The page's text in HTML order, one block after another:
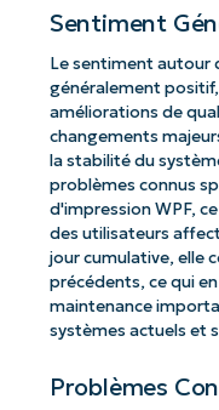
Sentiment
Le sentiment autour
généralement
améliorations de
changements
la stabilité du
problèmes connus
d'impression WPF,
des utilisateurs
jour cumulative, elle
précédents, ce qui
maintenance
systèmes actuels et
Problèmes